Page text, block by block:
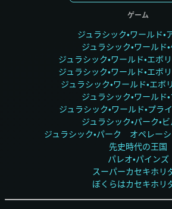
ゲーム
ジュラシック・ワールド・
ジュラシック・ワールド
ジュラシック・ワールド・エボ
ジュラシック・ワールド・エボ
ジュラシック・ワールド・エ
ジュラシック・ワールド
ジュラシック・ワールド・プラ
ジュラシック・パーク・
ジュラシック・パーク オペレーシ
先史時代の王国
パレオ・パインズ
スーパーカセキホリ
ぼくらはカセキホリ